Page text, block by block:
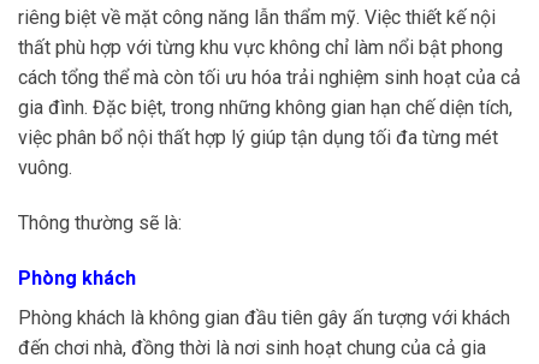
riêng biệt về mặt công năng lẫn thẩm mỹ. Việc thiết kế nội
thất phù hợp với từng khu vực không chỉ làm nổi bật phong
cách tổng thể mà còn tối ưu hóa trải nghiệm sinh hoạt của cả
gia đình. Đặc biệt, trong những không gian hạn chế diện tích,
việc phân bổ nội thất hợp lý giúp tận dụng tối đa từng mét
vuông.
Thông thường sẽ là:
Phòng khách
Phòng khách là không gian đầu tiên gây ấn tượng với khách
đến chơi nhà, đồng thời là nơi sinh hoạt chung của cả gia